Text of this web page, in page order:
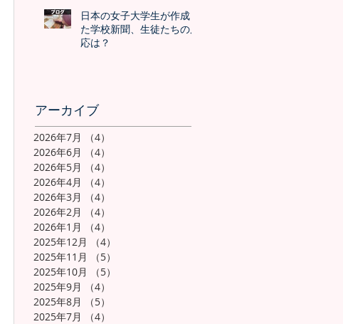
日本の女子大学生が作成し
た学校新聞、生徒たちの反
応は？
アーカイブ
2026年7月 （4）
2026年6月
（4）
2026年5月
（4）
2026年4月
（4）
2026年3月
（4）
2026年2月
（4）
2026年1月
（4）
2025年12月
（4）
2025年11月
（5）
2025年10月
（5）
2025年9月
（4）
2025年8月
（5）
2025年7月
（4）